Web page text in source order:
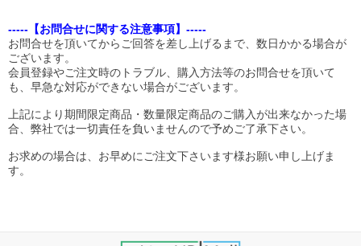
-----【お問合せに関する注意事項】-----
お問合せを頂いてからご回答を差し上げるまで、数日かかる場合が
ございます。
会員登録やご注文時のトラブル、購入方法等のお問合せを頂いて
も、早急な対応ができない場合がございます。
上記により期間限定商品・数量限定商品のご購入が出来なかった場
合、弊社では一切責任を負いませんので予めご了承下さい。
お求めの場合は、お早めにご注文下さいます様お願い申し上げま
す。